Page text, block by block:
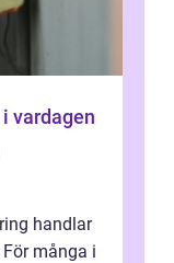
trygg el i vardagen
handlar
många i